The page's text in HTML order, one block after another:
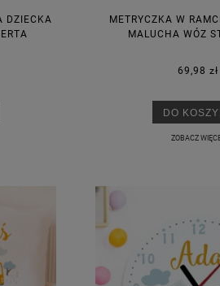
DZIECKA
METRYCZKA W
MALUCHA WÓZ
69,98 zł
DO
ZOBACZ